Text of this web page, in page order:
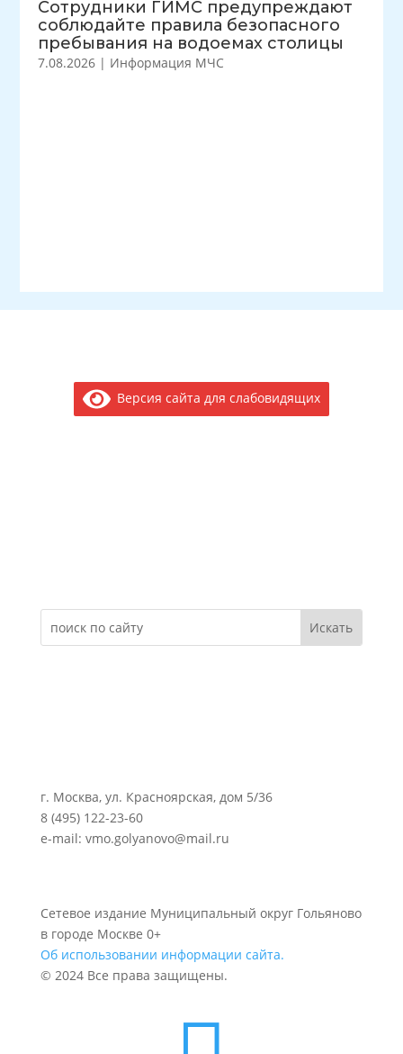
Сотрудники ГИМС предупреждают
соблюдайте правила безопасного
пребывания на водоемах столицы
7.08.2026 | Информация МЧС
Версия сайта для слабовидящих
г. Москва, ул. Красноярская, дом 5/36
8 (495) 122-23-60
e-mail: vmo.golyanovo@mail.ru
Сетевое издание Муниципальный округ Гольяново
в городе Москве 0+
Об использовании информации сайта.
© 2024 Все права защищены.